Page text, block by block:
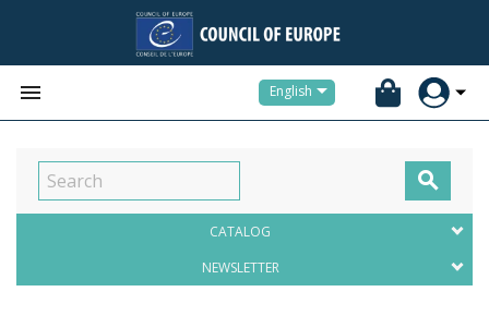
 English

CATALOG
NEWSLETTER